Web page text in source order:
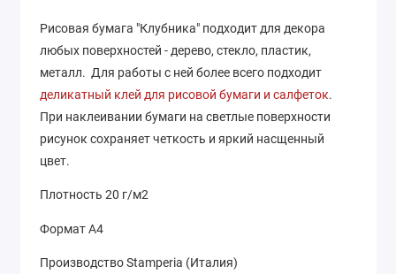
Рисовая бумага "Клубника" подходит для декора
любых поверхностей - дерево, стекло, пластик,
металл. Для работы с ней более всего подходит
деликатный клей для рисовой бумаги и салфеток.
При наклеивании бумаги на светлые поверхности
рисунок сохраняет четкость и яркий насщенный
цвет.
Плотность 20 г/м2
Формат А4
Производство Stamperia (Италия)